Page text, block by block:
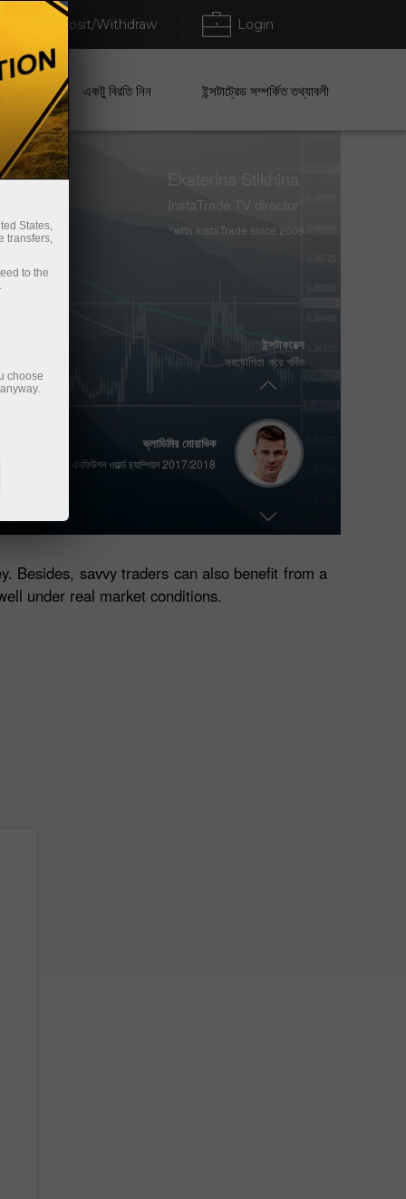
Deposit/Withdraw Login
একটু বিরতি নিন ইন্সটাট্রেড সম্পর্কিত তথ্যাবলী
একটি ব্যক্তিগত অ্যাকাউন্ট নিবন্ধন করুন
Ekaterina Stikhina
InstaTrade TV director*
*with InstaTrade since 2009
ইন্সটাফরেক্স
সহযোগিতা করে গর্বিত
দুইবার এনফিউশন ওয়ার্ল্ড চ্যাম্পিয়ন 2017/2018
ভ্লাডিমির মোরাভিক
দুইবার এনফিউশন ওয়ার্ল্ড চ্যাম্পিয়ন 2017/2018
এলেস লোপ্রেইস
Besides, savvy traders can also benefit from a
under real market conditions.
States,
transfers,
to the
choose